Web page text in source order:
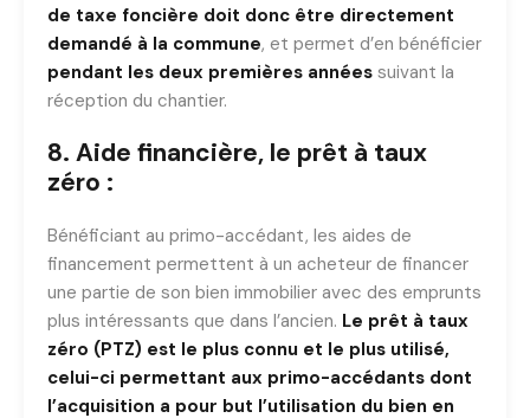
de taxe foncière doit donc être directement
demandé à la commune, et permet d’en bénéficier
pendant les deux premières années suivant la
réception du chantier.
8. Aide financière, le prêt à taux
zéro :
Bénéficiant au primo-accédant, les aides de
financement permettent à un acheteur de financer
une partie de son bien immobilier avec des emprunts
plus intéressants que dans l’ancien. Le prêt à taux
zéro (PTZ) est le plus connu et le plus utilisé,
celui-ci permettant aux primo-accédants dont
l’acquisition a pour but l’utilisation du bien en